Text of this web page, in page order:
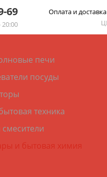
69 Оплата и доставка
печи
посуды
техника
и бытовая химия